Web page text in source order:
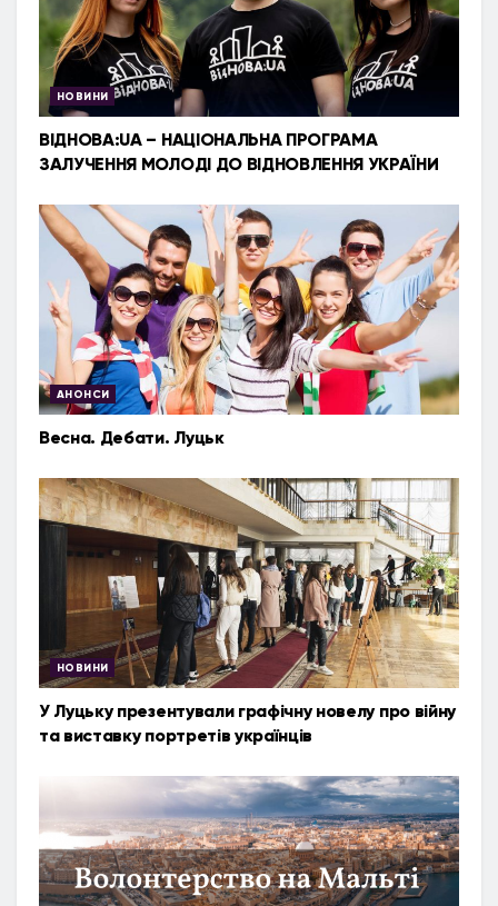
НОВИНИ
ВІДНОВА:UA – НАЦІОНАЛЬНА ПРОГРАМА
ЗАЛУЧЕННЯ МОЛОДІ ДО ВІДНОВЛЕННЯ УКРАЇНИ
АНОНСИ
Весна. Дебати. Луцьк
НОВИНИ
У Луцьку презентували графічну новелу про війну
та виставку портретів українців